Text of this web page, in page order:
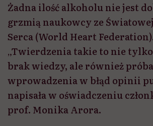
Żadna ilość alkoholu nie jest
grzmią naukowcy ze
Serca (World Heart
„Twierdzenia takie to nie
brak wiedzy, ale również próba
wprowadzenia w błąd opinii
napisała w oświadczeniu
prof. Monika Arora.